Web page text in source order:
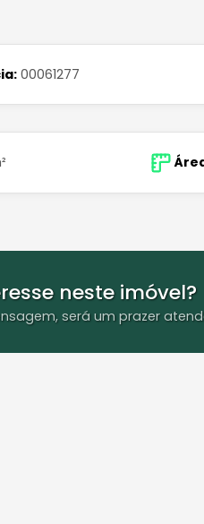
00061277
neste imóvel?
será um prazer